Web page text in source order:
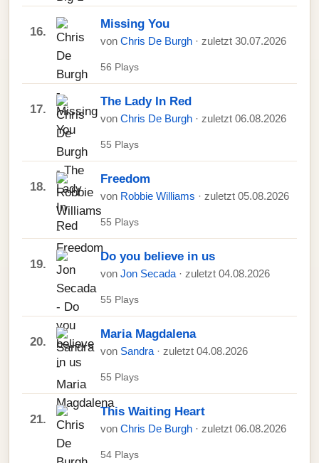
16.
Missing You
von Chris De Burgh · zuletzt 30.07.2026
56 Plays
17.
The Lady In Red
von Chris De Burgh · zuletzt 06.08.2026
55 Plays
18.
Freedom
von Robbie Williams · zuletzt 05.08.2026
55 Plays
19.
Do you believe in us
von Jon Secada · zuletzt 04.08.2026
55 Plays
20.
Maria Magdalena
von Sandra · zuletzt 04.08.2026
55 Plays
21.
This Waiting Heart
von Chris De Burgh · zuletzt 06.08.2026
54 Plays